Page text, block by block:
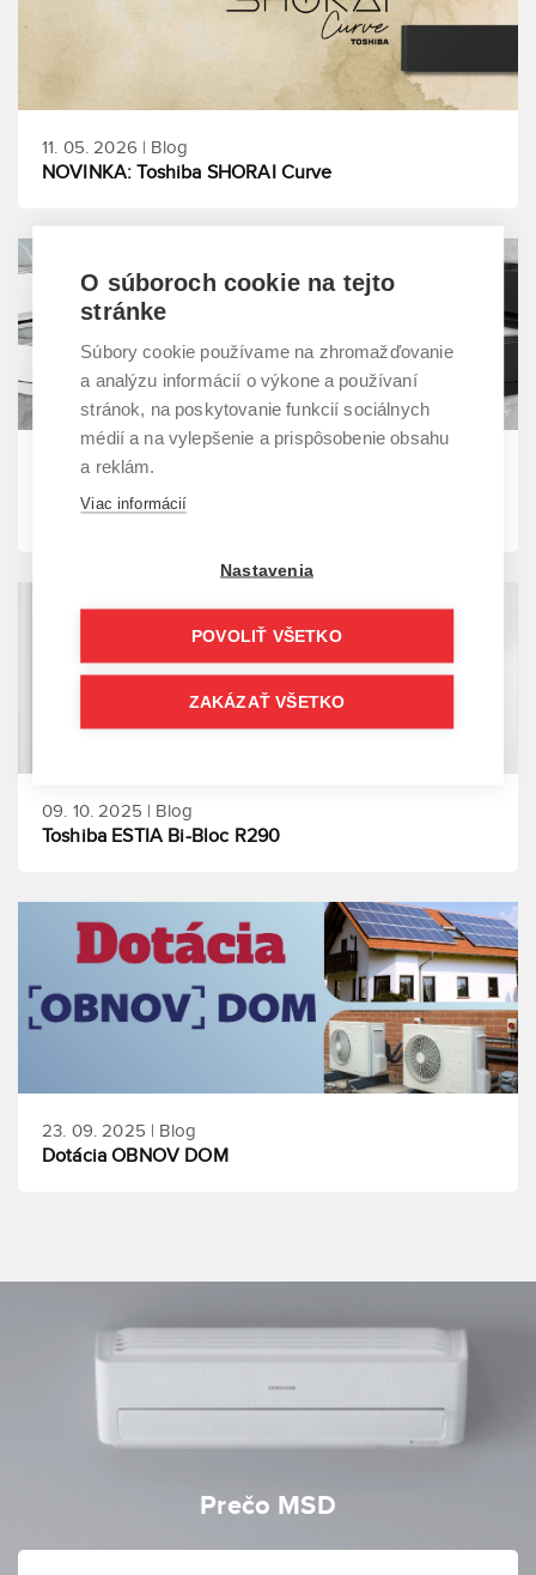
11. 05. 2026 | Blog
NOVINKA: Toshiba SHORAI Curve
21. 04. 2026 | Blog
Spoznajte prémiové novinky Samsung WindFree™
Première a Première+
09. 10. 2025 | Blog
Toshiba ESTIA Bi-Bloc R290
23. 09. 2025 | Blog
Dotácia OBNOV DOM
Prečo MSD
O súboroch cookie na tejto
stránke
Súbory cookie používame na zhromažďovanie
a analýzu informácií o výkone a používaní
stránok, na poskytovanie funkcií sociálnych
médií a na vylepšenie a prispôsobenie obsahu
a reklám.
Viac informácií
Nastavenia
POVOLIŤ VŠETKO
ZAKÁZAŤ VŠETKO